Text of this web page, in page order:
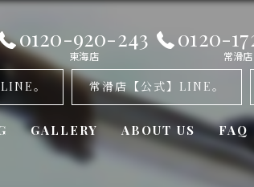
0120-920-243
東海店
0120-
常滑店
。 常滑店【公式】LINE。
GALLERY ABOUT US FAQ